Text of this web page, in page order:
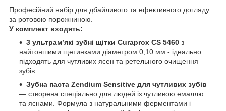
Професійний набір для дбайливого та ефективного догляду
за ротовою порожниною.
У комплект входять:
3 ультрам’які зубні щітки Curaprox CS 5460 з
найтоншими щетинками діаметром 0,10 мм - ідеально
підходять для чутливих ясен та ретельного очищення
зубів.
Зубна паста Zendium Sensitive для чутливих зубів
— створена спеціально для людей із чутливою емаллю
та яснами. Формула з натуральними ферментами і